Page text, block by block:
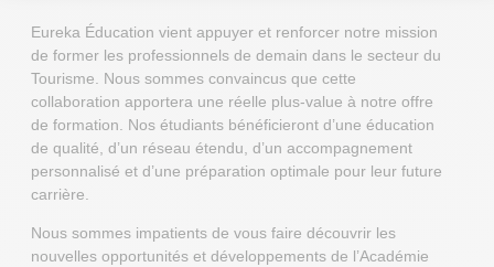
Eureka Éducation vient appuyer et renforcer notre mission
de former les professionnels de demain dans le secteur du
Tourisme. Nous sommes convaincus que cette
collaboration apportera une réelle plus-value à notre offre
de formation. Nos étudiants bénéficieront d’une éducation
de qualité, d’un réseau étendu, d’un accompagnement
personnalisé et d’une préparation optimale pour leur future
carrière.
Nous sommes impatients de vous faire découvrir les
nouvelles opportunités et développements de l’Académie